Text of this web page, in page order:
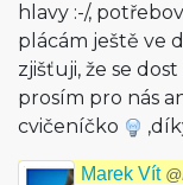
hlavy :-/,
plácám ještě ve
zjišťuji, že se
prosím pro nás
cvičeníčko
Marek Vít